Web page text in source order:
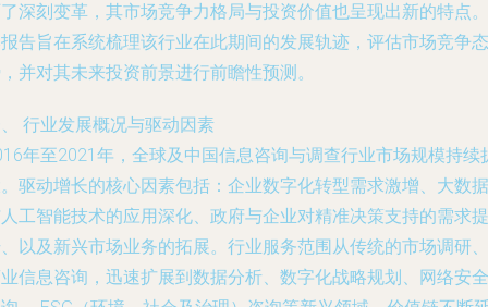
深刻变革，其市场竞争力格局与投资价值也呈现出新的特点。
告旨在系统梳理该行业在此期间的发展轨迹，评估市场竞争态
并对其未来投资前景进行前瞻性预测。
行业发展概况与驱动因素
年至2021年，全球及中国信息咨询与调查行业市场规模持续
驱动增长的核心因素包括：企业数字化转型需求激增、大数据
工智能技术的应用深化、政府与企业对精准决策支持的需求提
以及新兴市场业务的拓展。行业服务范围从传统的市场调研、
信息咨询，迅速扩展到数据分析、数字化战略规划、网络安全